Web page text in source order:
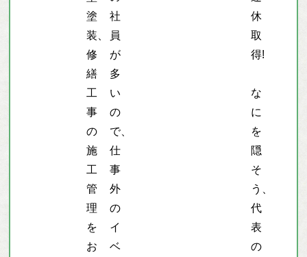
塗
装、
修
繕
工
事
の
施
工
管
理
を
お
社
員
が
多
い
の
で、
仕
事
外
の
イ
ベ
休
取
得!
な
に
を
隠
そ
う、
代
表
の